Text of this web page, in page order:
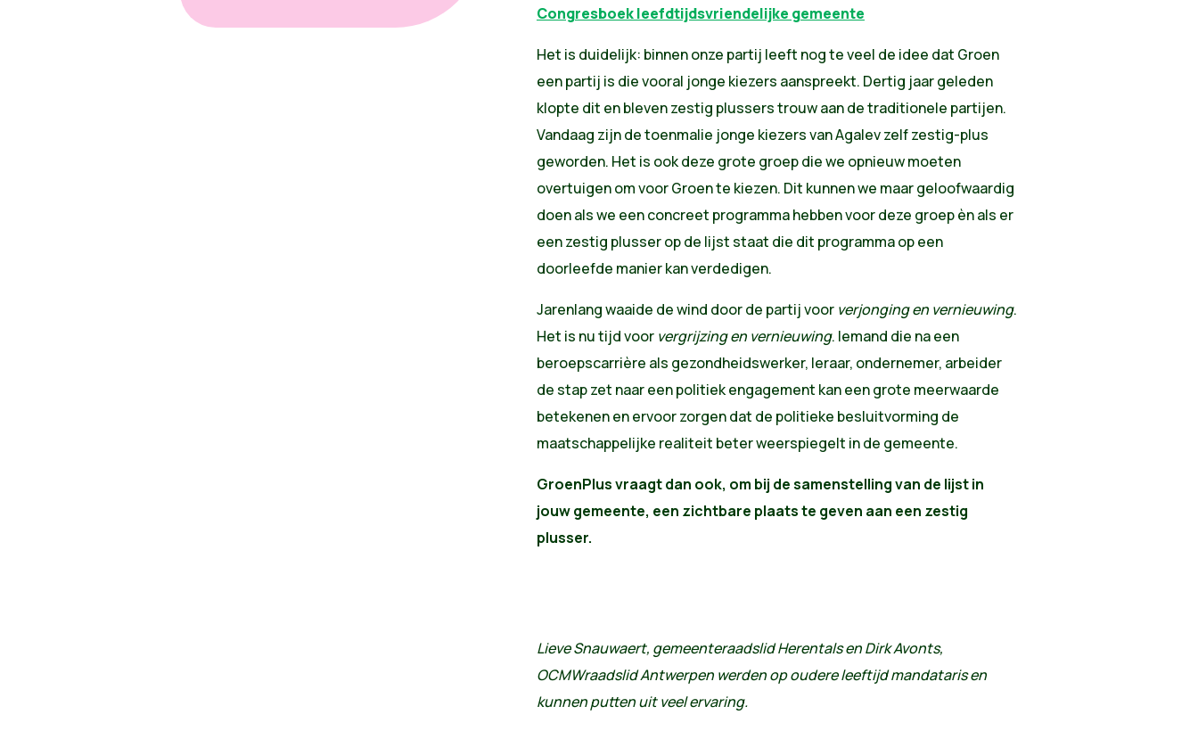
Congresboek leefdtijdsvriendelijke gemeente
Het is duidelijk: binnen onze partij leeft nog te veel de idee dat Groen
een partij is die vooral jonge kiezers aanspreekt. Dertig jaar geleden
klopte dit en bleven zestig plussers trouw aan de traditionele partijen.
Vandaag zijn de toenmalie jonge kiezers van Agalev zelf zestig-plus
geworden. Het is ook deze grote groep die we opnieuw moeten
overtuigen om voor Groen te kiezen. Dit kunnen we maar geloofwaardig
doen als we een concreet programma hebben voor deze groep èn als er
een zestig plusser op de lijst staat die dit programma op een
doorleefde manier kan verdedigen.
Jarenlang waaide de wind door de partij voor verjonging en vernieuwing.
Het is nu tijd voor vergrijzing en vernieuwing. Iemand die na een
beroepscarrière als gezondheidswerker, leraar, ondernemer, arbeider
de stap zet naar een politiek engagement kan een grote meerwaarde
betekenen en ervoor zorgen dat de politieke besluitvorming de
maatschappelijke realiteit beter weerspiegelt in de gemeente.
GroenPlus vraagt dan ook, om bij de samenstelling van de lijst in
jouw gemeente, een zichtbare plaats te geven aan een zestig
plusser.
Lieve Snauwaert, gemeenteraadslid Herentals en Dirk Avonts,
OCMWraadslid Antwerpen werden op oudere leeftijd mandataris en
kunnen putten uit veel ervaring.